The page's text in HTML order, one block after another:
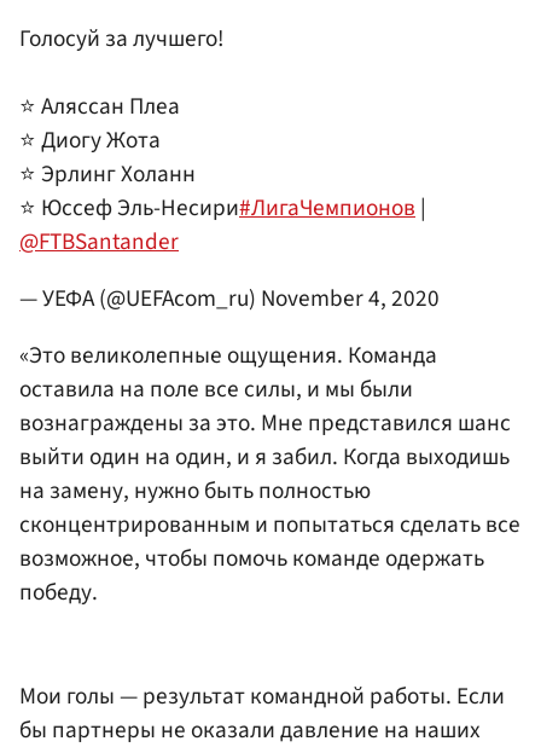
Голосуй за лучшего!
⭐️ Аляссан Плеа
⭐️ Диогу Жота
⭐️ Эрлинг Холанн
⭐️ Юссеф Эль-Несири#ЛигаЧемпионов|
@FTBSantander
— УЕФА (@UEFAcom_ru) November 4, 2020
«Это великолепные ощущения. Команда
оставила на поле все силы, и мы были
вознаграждены за это. Мне представился шанс
выйти один на один, и я забил. Когда выходишь
на замену, нужно быть полностью
сконцентрированным и попытаться сделать все
возможное, чтобы помочь команде одержать
победу.
Мои голы — результат командной работы. Если
бы партнеры не оказали давление на наших